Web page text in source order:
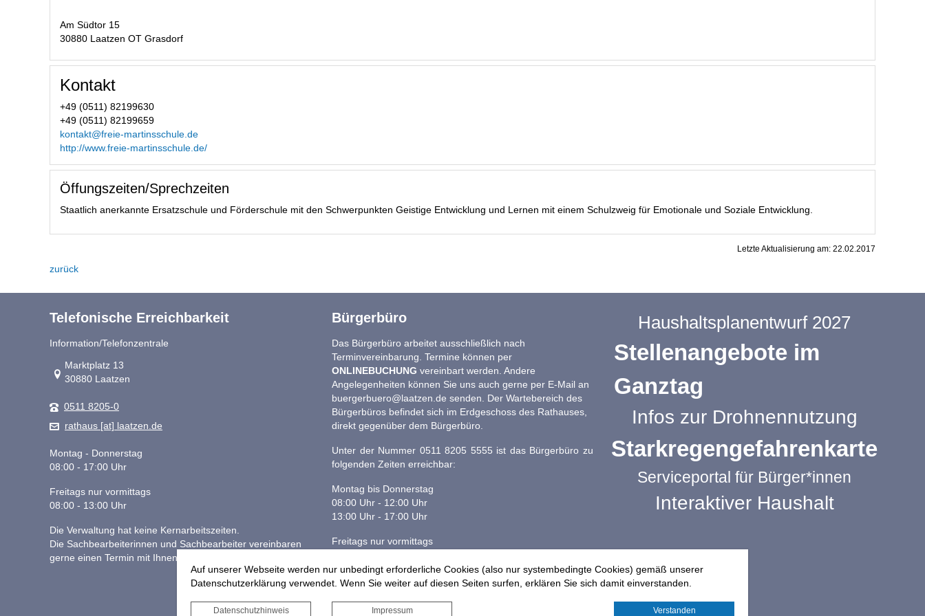
Auf unserer Webseite werden nur unbedingt erforderliche Cookies (also nur systembedingte Cookies) gemäß unserer
Datenschutzerklärung verwendet. Wenn Sie weiter auf diesen Seiten surfen, erklären Sie sich damit einverstanden.
Datenschutzhinweis Impressum Verstanden
Am Südtor 15
30880 Laatzen OT Grasdorf
Kontakt
+49 (0511) 82199630
+49 (0511) 82199659
kontakt@freie-martinsschule.de
http://www.freie-martinsschule.de/
Öffungszeiten/Sprechzeiten
Staatlich anerkannte Ersatzschule und Förderschule mit den Schwerpunkten Geistige Entwicklung und Lernen mit einem Schulzweig für Emotionale und Soziale Entwicklung.
Letzte Aktualisierung am: 22.02.2017
zurück
Telefonische Erreichbarkeit
Information/Telefonzentrale
Link zur Google-Maps Navigation
Marktplatz 13
30880 Laatzen
0511 8205-0
rathaus [at] laatzen.de
Montag - Donnerstag
08:00 - 17:00 Uhr
Freitags nur vormittags
08:00 - 13:00 Uhr
Die Verwaltung hat keine Kernarbeitszeiten.
Die Sachbearbeiterinnen und Sachbearbeiter vereinbaren
gerne einen Termin mit Ihnen.
Bürgerbüro
Das Bürgerbüro arbeitet ausschließlich nach
Terminvereinbarung. Termine können per
ONLINEBUCHUNG vereinbart werden. Andere
Angelegenheiten können Sie uns auch gerne per E-Mail an
buergerbuero@laatzen.de senden. Der Wartebereich des
Bürgerbüros befindet sich im Erdgeschoss des Rathauses,
direkt gegenüber dem Bürgerbüro.
Unter der Nummer 0511 8205 5555 ist das Bürgerbüro zu
folgenden Zeiten erreichbar:
Montag bis Donnerstag
08:00 Uhr - 12:00 Uhr
13:00 Uhr - 17:00 Uhr
Freitags nur vormittags
Haushaltsplanentwurf 2027
Stellenangebote im
Ganztag
Infos zur Drohnennutzung
Starkregengefahrenkarte
Serviceportal für Bürger*innen
Interaktiver Haushalt